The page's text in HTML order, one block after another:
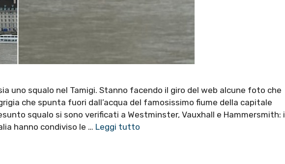
uno squalo nel Tamigi. Stanno facendo il giro del web alcune foto che
che spunta fuori dall’acqua del famosissimo fiume della capitale
squalo si sono verificati a Westminster, Vauxhall e Hammersmith: i
hanno condiviso le … Leggi tutto